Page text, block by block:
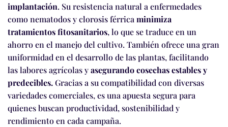
implantación. Su resistencia natural a enfermedades
como nematodos y clorosis férricaminimiza
tratamientos fitosanitarios, lo que se traduce en un
ahorro en el manejo del cultivo. También ofrece una gran
uniformidad en el desarrollo de las plantas, facilitando
las labores agrícolas yasegurando cosechas estables y
predecibles.Gracias a su compatibilidad con diversas
variedades comerciales, es una apuesta segura para
quienes buscan productividad, sostenibilidad y
rendimiento en cada campaña.